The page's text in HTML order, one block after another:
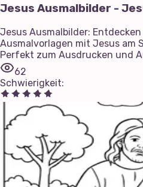
Jesus Ausmalbilder -
Jesus Ausmalbilder:
Ausmalvorlagen mit Jesus am
Perfekt zum Ausdrucken und
62
Schwierigkeit: